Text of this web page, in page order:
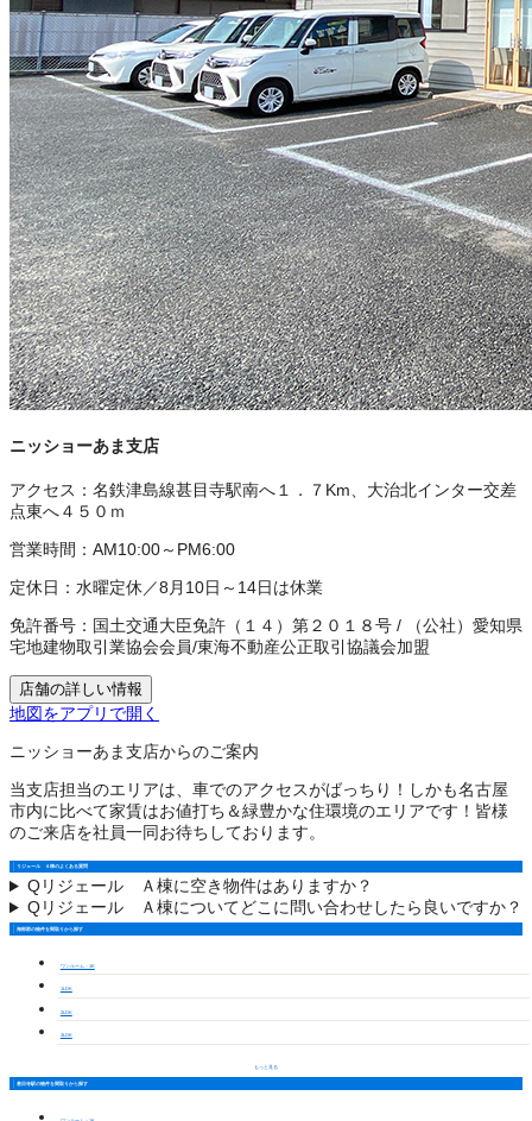
ニッショーあま支店
アクセス： 名鉄津島線甚目寺駅南へ１．７Km、大治北インター交差
点東へ４５０ｍ
営業時間： AM10:00～PM6:00
定休日： 水曜定休／8月10日～14日は休業
免許番号： 国土交通大臣免許（１４）第２０１８号 /
（公社）愛知県
宅地建物取引業協会会員/東海不動産公正取引協議会加盟
店舗の詳しい情報
地図をアプリで開く
ニッショーあま支店からのご案内
当支店担当のエリアは、車でのアクセスがばっちり！しかも名古屋
市内に比べて家賃はお値打ち＆緑豊かな住環境のエリアです！皆様
のご来店を社員一同お待ちしております。
リジェール Ａ棟のよくある質問
Qリジェール Ａ棟に空き物件はありますか？
Qリジェール Ａ棟についてどこに問い合わせしたら良いですか？
海部郡の物件を間取りから探す
ワンルーム・1K
1LDK
2LDK
3LDK
もっと見る
甚目寺駅の物件を間取りから探す